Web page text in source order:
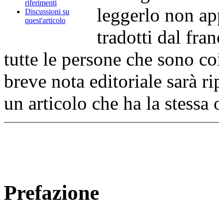
riferimenti
Discussioni su
quest'articolo
leggerlo non
tradotti dal
tutte le persone che sono
breve nota editoriale sarà
un articolo che ha la stessa
Prefazione